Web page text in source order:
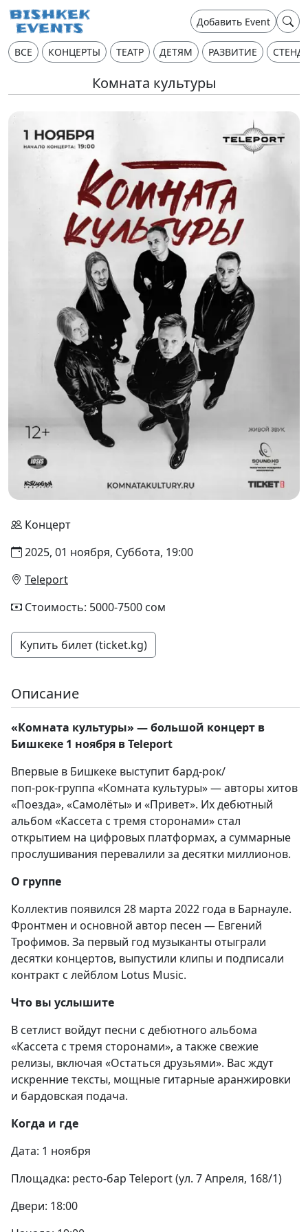
Добавить Event
ВСЕ КОНЦЕРТЫ ТЕАТР ДЕТЯМ РАЗВИТИЕ
Комната культуры
Концерт
2025, 01 ноября, Суббота, 19:00
Teleport
Стоимость: 5000-7500 сом
Купить билет (ticket.kg)
Описание
«Комната культуры» — большой концерт в
Бишкеке 1 ноября в Teleport
Впервые в Бишкеке выступит бард‑рок/
поп‑рок‑группа «Комната культуры» — авторы хитов
«Поезда», «Самолёты» и «Привет». Их дебютный
альбом «Кассета с тремя сторонами» стал
открытием на цифровых платформах, а суммарные
прослушивания перевалили за десятки миллионов.
О группе
Коллектив появился 28 марта 2022 года в Барнауле.
Фронтмен и основной автор песен — Евгений
Трофимов. За первый год музыканты отыграли
десятки концертов, выпустили клипы и подписали
контракт с лейблом Lotus Music.
Что вы услышите
В сетлист войдут песни с дебютного альбома
«Кассета с тремя сторонами», а также свежие
релизы, включая «Остаться друзьями». Вас ждут
искренние тексты, мощные гитарные аранжировки
и бардовская подача.
Когда и где
Дата: 1 ноября
Площадка: ресто‑бар Teleport (ул. 7 Апреля, 168/1)
Двери: 18:00